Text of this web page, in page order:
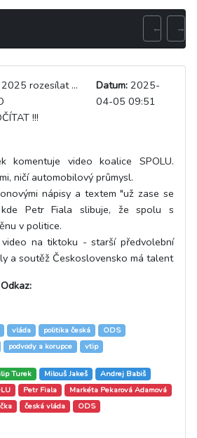
← →
rozesílat ...
!!!
Datum:2025-
04-05 09:51
komentuje video koalice SPOLU.
ničí automobilový průmysl.
nápisy a textem "už zase se
Petr Fiala slibuje, že spolu s
v politice.
na tiktoku - starší předvolební
a soutěž Československo má talent
Odkaz:
vláda politika česká
ODS
podvody a korupce vtip
Turek Milouš Jakeš
Andrej Babiš
Petr Fiala
Markéta Pekarová Adamová
česká vláda ODS